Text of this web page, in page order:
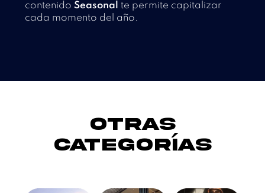
contenido Seasonal te permite capitalizar
cada momento del año.
otras
categor as